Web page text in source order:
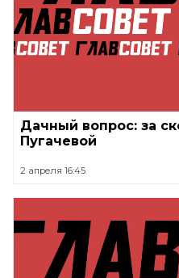
Дачный вопрос: за
Пугачевой
2 апреля 16:45